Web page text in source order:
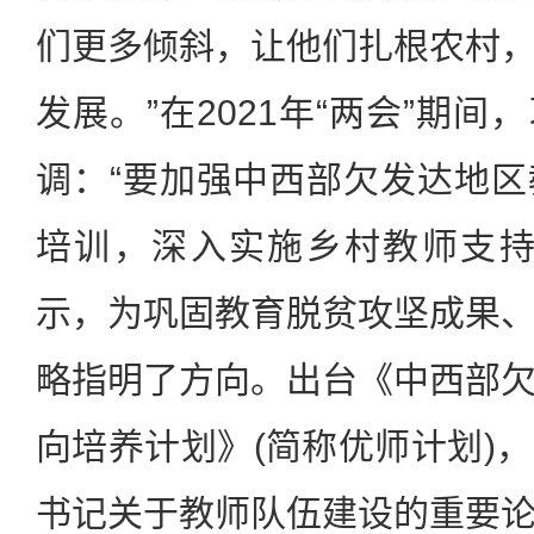
们更多倾斜，让他们扎根农村
发展。”在2021年“两会”期间
调：“要加强中西部欠发达地
培训，深入实施乡村教师支
示，为巩固教育脱贫攻坚成果
略指明了方向。出台《中西部
向培养计划》(简称优师计划)
书记关于教师队伍建设的重要